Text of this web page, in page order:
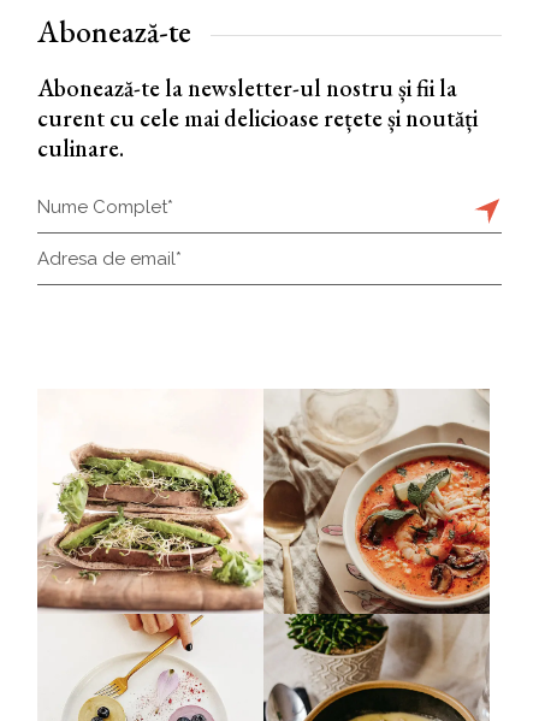
Abonează-te
Abonează-te la newsletter-ul nostru și fii la
curent cu cele mai delicioase rețete și noutăți
culinare.